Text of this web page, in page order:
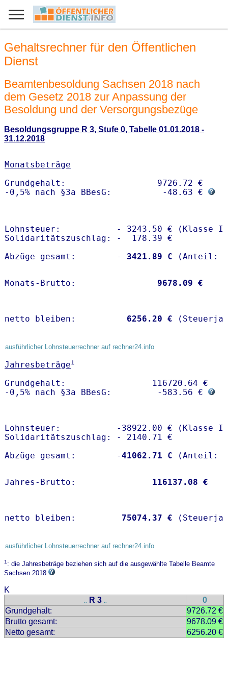
Gehaltsrechner für den Öffentlichen
Dienst
Beamtenbesoldung Sachsen 2018 nach
dem Gesetz 2018 zur Anpassung der
Besoldung und der Versorgungsbezüge
Besoldungsgruppe R 3, Stufe 0, Tabelle 01.01.2018 -
31.12.2018
Monatsbeträge
Grundgehalt:                  9726.72 €
-0,5% nach §3a BBesG:          -48.63 €
Lohnsteuer:           - 3243.50 € (Klasse I)
Solidaritätszuschlag: -  178.39 €
Abzüge gesamt:        -
3421.89 €
Monats-Brutto: 9678.09 €
netto bleiben: 6256.20 €
ausführlicher Lohnsteuerrechner auf rechner24.info
Jahresbeträge1
Grundgehalt:                 116720.64 €
-0,5% nach §3a BBesG:         -583.56 €
Lohnsteuer:           -38922.00 € (Klasse I)
Solidaritätszuschlag: - 2140.71 €
Abzüge gesamt:        -41062.71 €
Jahres-Brutto: 116137.08 €
netto bleiben: 75074.37 €
ausführlicher Lohnsteuerrechner auf rechner24.info
1: die Jahresbeträge beziehen sich auf die ausgewählte Tabelle Beamte
Sachsen 2018
K
.. R 3 ..
0
Grundgehalt:
9726.72 €
Brutto gesamt:
9678.09 €
Netto gesamt:
6256.20 €